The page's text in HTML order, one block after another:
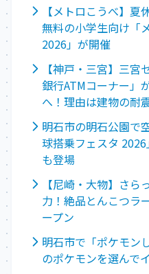
【メトロこうべ】
無料の小学生向け「
2026」が開催
【神戸・三宮】三
銀行ATMコーナー」
へ！理由は建物の耐
明石市の明石公園で
球搭乗フェスタ
も登場
【尼崎・大物】さ
力！絶品とんこつラ
ープン
明石市で「ポケモン
のポケモンを選んで